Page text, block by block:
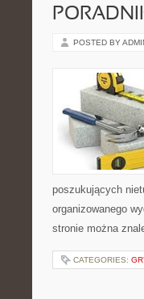
POSTED BY
poszukujących
organizowanego
stronie można
CATEGORIES: